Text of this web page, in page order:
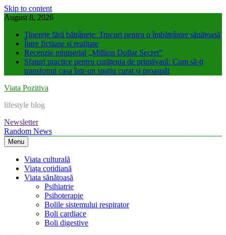
Skip to content
August 8, 2026
Tinerețe fără bătrânețe: Trucuri pentru o îmbătrânire sănătoasă
Între fictiune si realitate
Recenzie miniserial „Million Dollar Secret”
Sfaturi practice pentru curățenia de primăvară: Cum să-ți
transformi casa într-un spațiu curat și proaspăt
Viata Pozitiva
lifestyle blog
Newsletter
Random News
Menu
Viata culturală
Viața cotidiană
Viata sănătoasă
Psihiatrie
Psihoterapie
Bolile sistemului respirator
Boli cardiace
Boli digestive